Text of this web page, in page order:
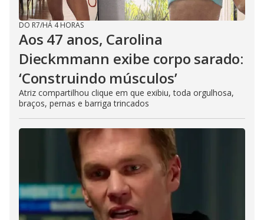
DO R7/HÁ 4 HORAS
Aos 47 anos, Carolina
Dieckmmann exibe corpo sarado:
‘Construindo músculos’
Atriz compartilhou clique em que exibiu, toda orgulhosa,
braços, pernas e barriga trincados